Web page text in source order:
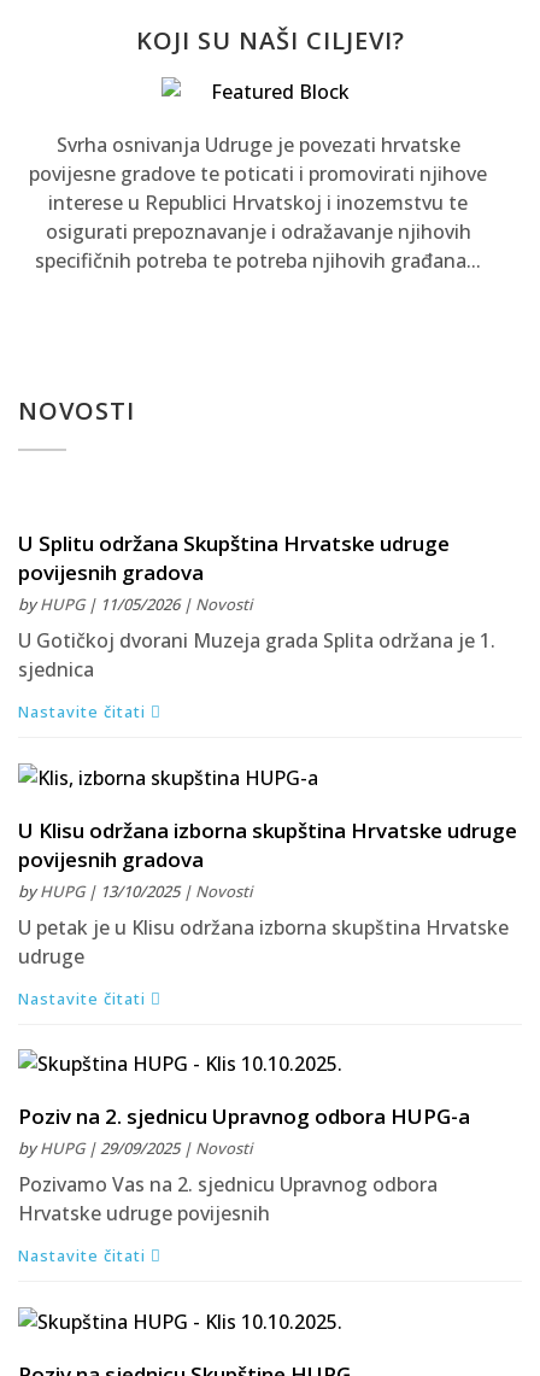
KOJI SU NAŠI CILJEVI?
Svrha osnivanja Udruge je povezati hrvatske
povijesne gradove te poticati i promovirati njihove
interese u Republici Hrvatskoj i inozemstvu te
osigurati prepoznavanje i odražavanje njihovih
specifičnih potreba te potreba njihovih građana...
NOVOSTI
U Splitu održana Skupština Hrvatske udruge
povijesnih gradova
byHUPG| 11/05/2026 | Novosti
U Gotičkoj dvorani Muzeja grada Splita održana je 1.
sjednica
Nastavite čitati
U Klisu održana izborna skupština Hrvatske udruge
povijesnih gradova
byHUPG| 13/10/2025 | Novosti
U petak je u Klisu održana izborna skupština Hrvatske
udruge
Nastavite čitati
Poziv na 2. sjednicu Upravnog odbora HUPG-a
byHUPG| 29/09/2025 | Novosti
Pozivamo Vas na 2. sjednicu Upravnog odbora
Hrvatske udruge povijesnih
Nastavite čitati